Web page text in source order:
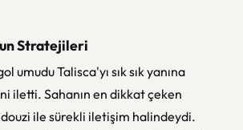
Stratejileri
umudu Talisca'yı sık sık yanına
iletti. Sahanın en dikkat çeken
ile sürekli iletişim halindeydi.